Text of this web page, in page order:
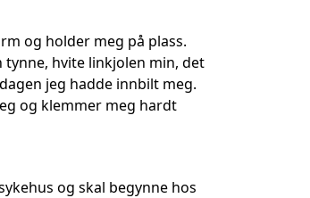
og holder meg på plass.
tynne, hvite linkjolen min, det
jeg hadde innbilt meg.
og klemmer meg hardt
og skal begynne hos